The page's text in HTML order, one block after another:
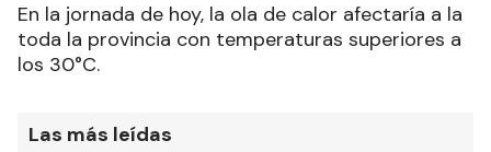
En la jornada de hoy, la ola de calor afectaría a la
toda la provincia con temperaturas superiores a
los 30°C.
Las más leídas